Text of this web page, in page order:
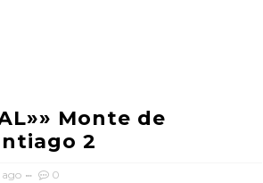
Monte de
2
ago 0